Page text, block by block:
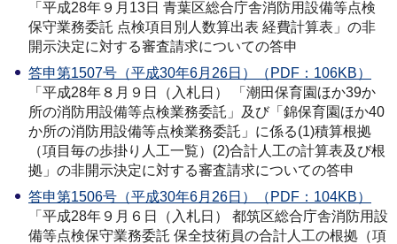
「平成28年９月13日 青葉区総合庁舎消防用設備等点検
保守業務委託 点検項目別人数算出表 経費計算表」の非
開示決定に対する審査請求についての答申
答申第1507号（平成30年6月26日）（PDF：106KB）
「平成28年８月９日（入札日） 「潮田保育園ほか39か
所の消防用設備等点検業務委託」及び「錦保育園ほか40
か所の消防用設備等点検業務委託」に係る(1)積算根拠
（項目毎の歩掛り人工一覧）(2)合計人工の計算表及び根
拠」の非開示決定に対する審査請求についての答申
答申第1506号（平成30年6月26日）（PDF：104KB）
「平成28年９月６日（入札日） 都筑区総合庁舎消防用設
備等点検保守業務委託 保全技術員の合計人工の根拠（項